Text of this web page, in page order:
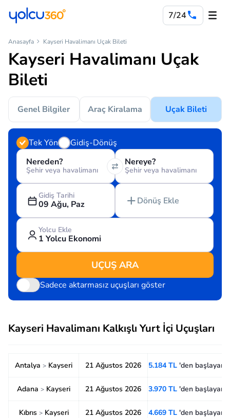
7/24
Anasayfa Kayseri Havalimanı Uçak Bileti
Kayseri Havalimanı Uçak
Bileti
Genel Bilgiler Araç Kiralama Uçak Bileti
Tek Yön
Gidiş-Dönüş
Nereden?
Şehir veya havalimanı
Nereye?
Şehir veya havalimanı
Gidiş Tarihi
09 Ağu, Paz Dönüş Ekle
Yolcu Ekle
1 Yolcu Ekonomi
UÇUŞ ARA
Sadece aktarmasız uçuşları göster
Kayseri Havalimanı Kalkışlı Yurt İçi Uçuşları
Antalya > Kayseri 21 Ağustos 2026 5.184 TL'den başlayan
Adana > Kayseri 21 Ağustos 2026 3.970 TL'den başlayan
Kıbrıs >Kayseri 21 Ağustos 2026 4.669 TL'den başlayan